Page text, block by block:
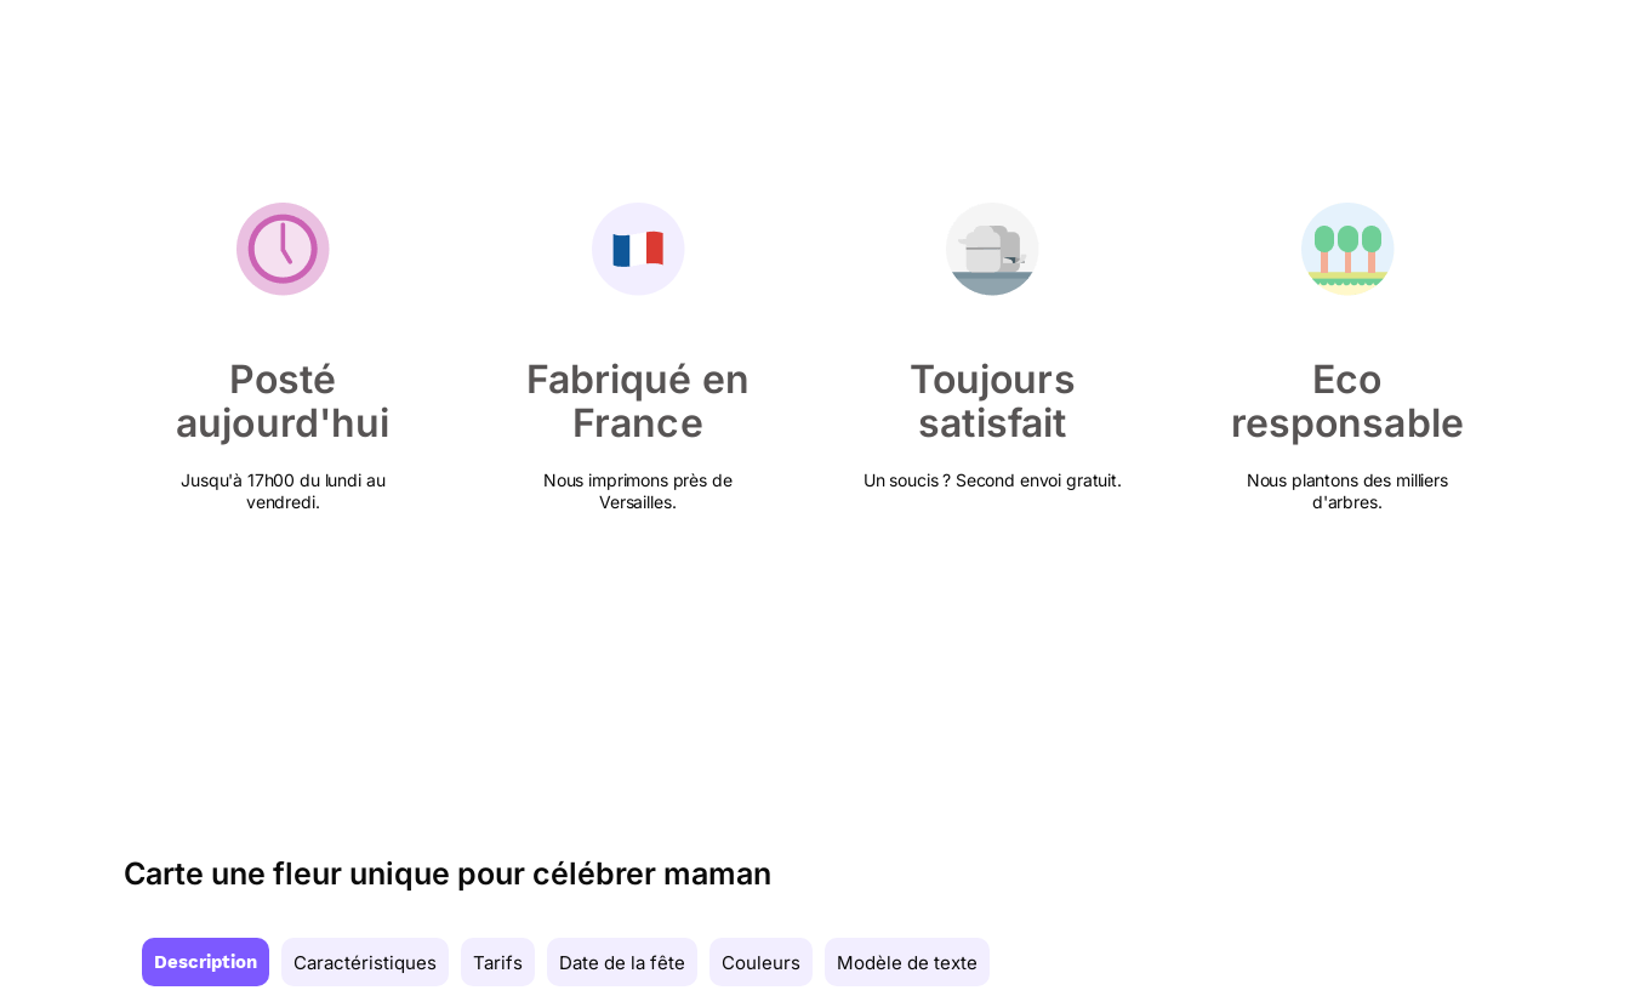
Posté
aujourd'hui
Jusqu'à 17h00 du lundi au
vendredi.
Fabriqué en
France
Nous imprimons près de
Versailles.
Toujours
satisfait
Un soucis ? Second envoi gratuit.
Eco
responsable
Nous plantons des milliers
d'arbres.
Carte une fleur unique pour célébrer maman
Description Caractéristiques Tarifs Date de la fête Couleurs Modèle de texte